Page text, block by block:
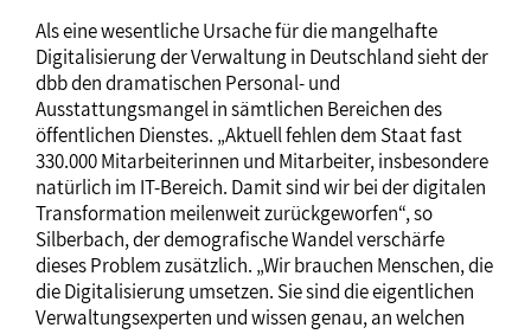
Als eine wesentliche Ursache für die mangelhafte
Digitalisierung der Verwaltung in Deutschland sieht der
dbb den dramatischen Personal- und
Ausstattungsmangel in sämtlichen Bereichen des
öffentlichen Dienstes. „Aktuell fehlen dem Staat fast
330.000 Mitarbeiterinnen und Mitarbeiter, insbesondere
natürlich im IT-Bereich. Damit sind wir bei der digitalen
Transformation meilenweit zurückgeworfen“, so
Silberbach, der demografische Wandel verschärfe
dieses Problem zusätzlich. „Wir brauchen Menschen, die
die Digitalisierung umsetzen. Sie sind die eigentlichen
Verwaltungsexperten und wissen genau, an welchen